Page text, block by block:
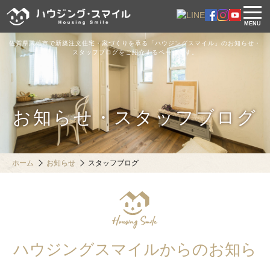
佐賀県武雄市で新築注文住宅・家づくりを承る「ハウジングスマイル」のお知らせ・
スタッフブログをご紹介するページです。
お知らせ・スタッフブログ
MENU
ホーム お知らせ スタッフブログ
ハウジングスマイルからのお知ら